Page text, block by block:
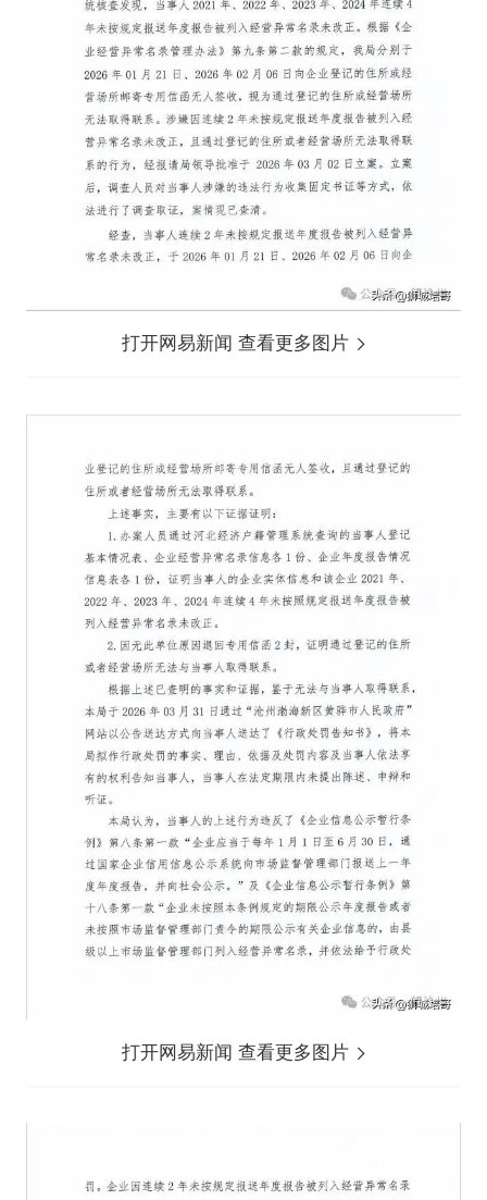
打开网易新闻 查看更多图片
打开网易新闻 查看更多图片